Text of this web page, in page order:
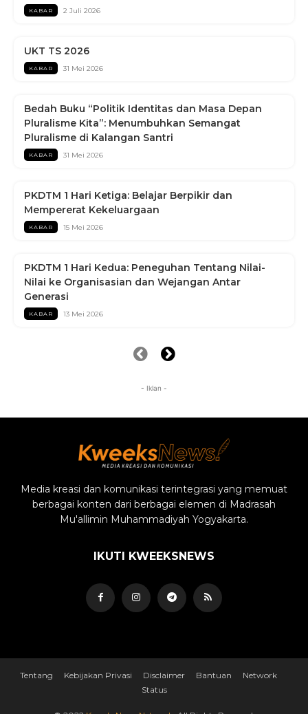
KABAR 2 Juli 2026
UKT TS 2026
KABAR 31 Mei 2026
Bedah Buku “Politik Identitas dan Masa Depan
Pluralisme Kita”: Menumbuhkan Semangat
Pluralisme di Kalangan Santri
KABAR 31 Mei 2026
PKDTM 1 Hari Ketiga: Belajar Berpikir dan
Mempererat Kekeluargaan
KABAR 15 Mei 2026
PKDTM 1 Hari Kedua: Peneguhan Tentang Nilai-
Nilai ke Organisasian dan Wejangan Antar
Generasi
KABAR 13 Mei 2026
- Iklan -
Media kreasi dan komunikasi terintegrasi yang memuat
berbagai konten dari berbagai elemen di Madrasah
Mu'allimin Muhammadiyah Yogyakarta.
IKUTI KWEEKSNEWS
Tentang Kebijakan Privasi Disclaimer Bantuan
Network
Status